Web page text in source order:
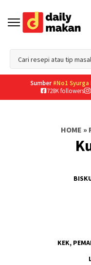
Sumber #No1 Syurga
728K followers
HOME »
KEK,